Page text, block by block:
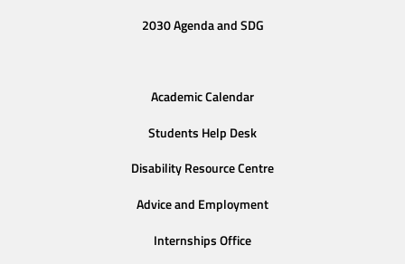
2030 Agenda and SDG
Academic Calendar
Students Help Desk
Disability Resource Centre
Advice and Employment
Internships Office